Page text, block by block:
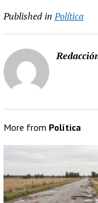
Published in Política
More from Política